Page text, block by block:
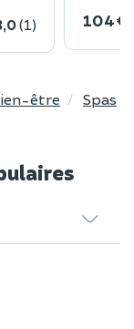
(1) 104 €
être Spas